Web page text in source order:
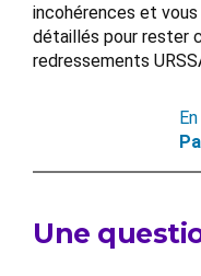
incohérences et
détaillés pour rester
redressements
Une